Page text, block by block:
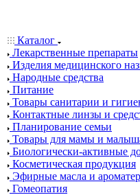
Каталог
Лекарственные препараты
Изделия медицинского
Народные средства
Питание
Товары санитарии и
Контактные линзы и
Планирование семьи
Товары для мамы и
Биологически-активные
Косметическая продукция
Эфирные масла и
Гомеопатия